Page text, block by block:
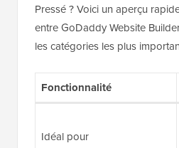
Pressé ? Voici un aperçu
entre GoDaddy Website
les catégories les plus
Fonctionnalité
Idéal pour